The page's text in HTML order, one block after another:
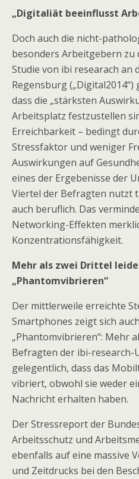
„Digitaliät beeinflusst
Doch auch die nicht-
besonders Arbeitgebern zu
Studie von ibi researach an
Regensburg
dass die „stärksten
Arbeitsplatz festzustellen
Erreichbarkeit – bedingt
Stressfaktor und weniger
Auswirkungen auf
eines der Ergebenisse der
Viertel der Befragten nutzt
auch beruflich. Das
Networking-Effekten
Konzentrationsfähigkeit.
Mehr als zwei Drittel
„Phantomvibrieren“
Der mittlerweile erreichte
Smartphones zeigt sich
„Phantomvibrieren“: Mehr
Befragten der ibi-research-
gelegentlich, dass das
vibriert, obwohl sie weder
Nachricht erhalten haben.
Der Stressreport der
Arbeitsschutz und
ebenfalls auf eine massive
und Zeitdrucks bei den